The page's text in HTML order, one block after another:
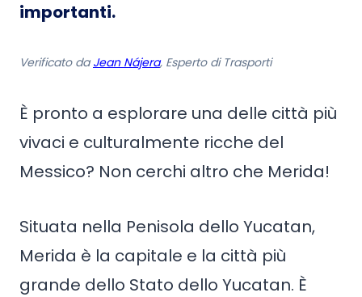
importanti.
Verificato da Jean Nájera, Esperto di Trasporti
È pronto a esplorare una delle città più
vivaci e culturalmente ricche del
Messico? Non cerchi altro che Merida!
Situata nella Penisola dello Yucatan,
Merida è la capitale e la città più
grande dello Stato dello Yucatan. È